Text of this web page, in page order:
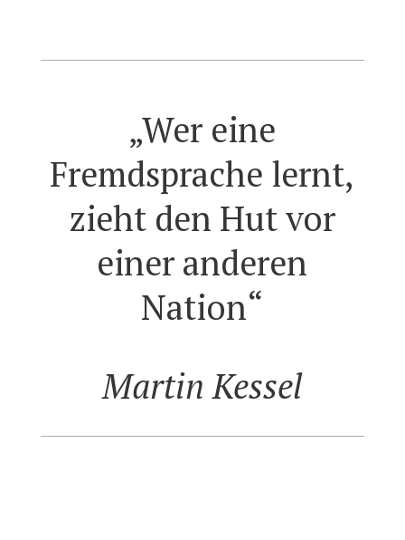
„Wer eine
Fremdsprache lernt,
zieht den Hut vor
einer anderen
Nation“
Martin Kessel